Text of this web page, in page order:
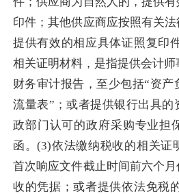
印件；其他供应商应按照有关法
提供有效的相应具体证照复印
相关证明材料，是指提供会计
财务审计报告，至少包括“资产
流量表”；或者提供银行出具
政部门认可的政府采购专业担
函。(3)依法缴纳税收的相关证
首次响应文件截止时间前六个
收的凭据；或者提供依法免税